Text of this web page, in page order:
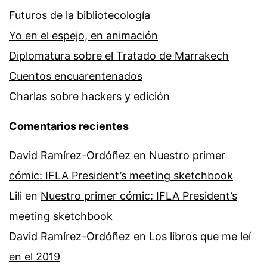
Futuros de la bibliotecología
Yo en el espejo, en animación
Diplomatura sobre el Tratado de Marrakech
Cuentos encuarentenados
Charlas sobre hackers y edición
Comentarios recientes
David Ramírez-Ordóñez en Nuestro primer
cómic: IFLA President’s meeting sketchbook
Lili en Nuestro primer cómic: IFLA President’s
meeting sketchbook
David Ramírez-Ordóñez en Los libros que me leí
en el 2019